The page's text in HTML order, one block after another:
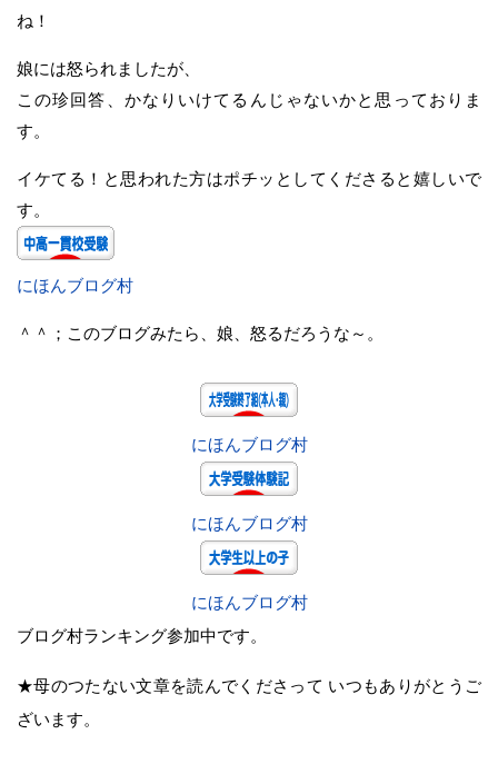
ね！
娘には怒られましたが、
この珍回答、かなりいけてるんじゃないかと思っておりま
す。
イケてる！と思われた方はポチッとしてくださると嬉しいで
す。
にほんブログ村
＾＾；このブログみたら、娘、怒るだろうな～。
にほんブログ村
にほんブログ村
にほんブログ村
ブログ村ランキング参加中です。
★母のつたない文章を読んでくださって いつもありがとうご
ざいます。